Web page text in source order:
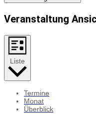
Veranstaltung
Liste
Termine
Monat
Überblick